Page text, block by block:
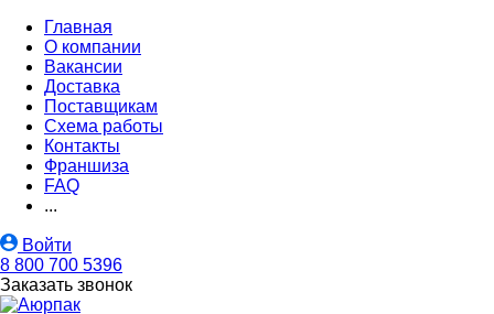
Главная
О компании
Вакансии
Доставка
Поставщикам
Схема работы
Контакты
Франшиза
FAQ
...
Войти
8 800 700 5396
Заказать звонок